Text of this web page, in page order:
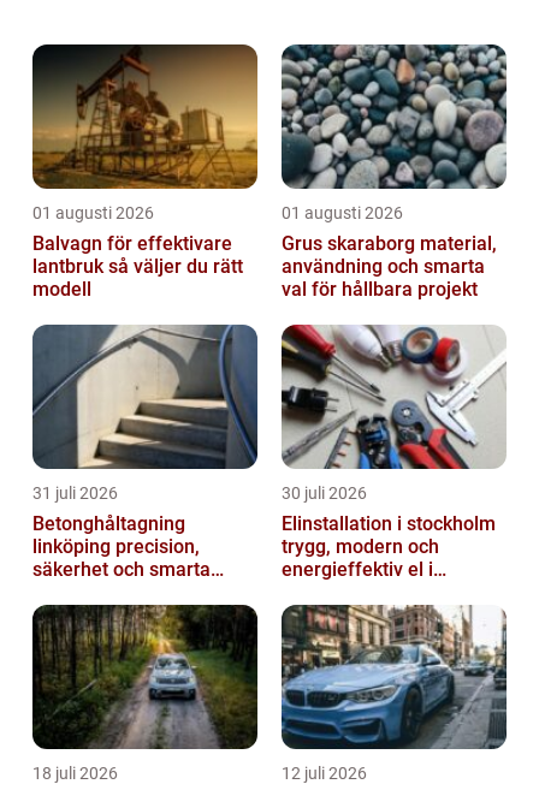
01 augusti 2026
Balvagn för effektivare
lantbruk så väljer du rätt
modell
01 augusti 2026
Grus skaraborg material,
användning och smarta
val för hållbara projekt
31 juli 2026
Betonghåltagning
linköping precision,
säkerhet och smarta
30 juli 2026
Elinstallation i stockholm
trygg, modern och
energieffektiv el i
18 juli 2026 12 juli 2026